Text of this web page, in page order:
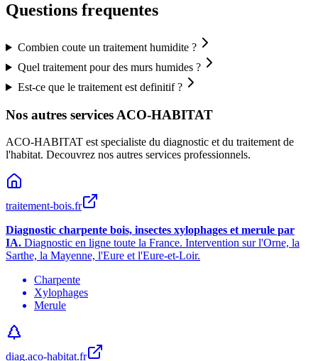
Questions frequentes
Combien coute un traitement humidite ?
Quel traitement pour des murs humides ?
Est-ce que le traitement est definitif ?
Nos autres services ACO-HABITAT
ACO-HABITAT est specialiste du diagnostic et du traitement de
l'habitat. Decouvrez nos autres services professionnels.
traitement-bois.fr
Diagnostic charpente bois, insectes xylophages et merule par
IA. Diagnostic en ligne toute la France. Intervention sur l'Orne, la
Sarthe, la Mayenne, l'Eure et l'Eure-et-Loir.
Charpente
Xylophages
Merule
diag.aco-habitat.fr